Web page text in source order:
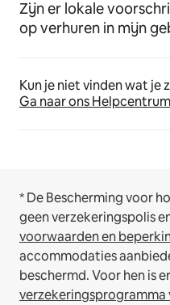
Zijn er lokale
op verhuren in mijn
Kun je niet vinden wat je
Ga naar ons Helpcentrum
* De Bescherming voor
geen verzekeringspolis
voorwaarden en
accommodaties
beschermd. Voor hen is
verzekeringsprogramma